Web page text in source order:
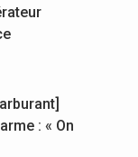
: « On